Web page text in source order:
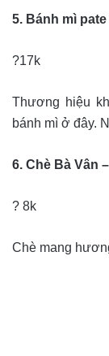
5. Bánh mì
?17k
Thương hiệu
bánh mì ở đây.
6. Chè Bà Vân
? 8k
Chè mang